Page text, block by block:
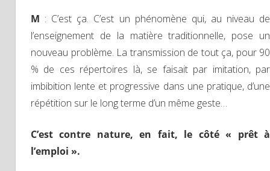
M : C’est ça. C’est un phénomène qui, au niveau de
l’enseignement de la matière traditionnelle, pose un
nouveau problème. La transmission de tout ça, pour 90
% de ces répertoires là, se faisait par imitation, par
imbibition lente et progressive dans une pratique, d’une
répétition sur le long terme d’un même geste…
C’est contre nature, en fait, le côté « prêt à
l’emploi ».